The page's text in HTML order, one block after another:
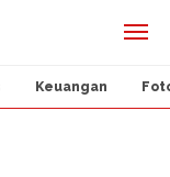
Keuangan